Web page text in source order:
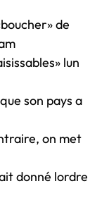
de
lun
son pays a
on met
donné lordre